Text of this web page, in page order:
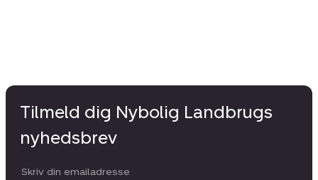
Tilmeld dig Nybolig Landbrugs
nyhedsbrev
Din email: